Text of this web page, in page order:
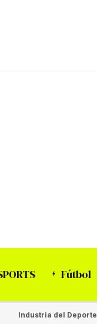
Fútbol
Industria del Deporte